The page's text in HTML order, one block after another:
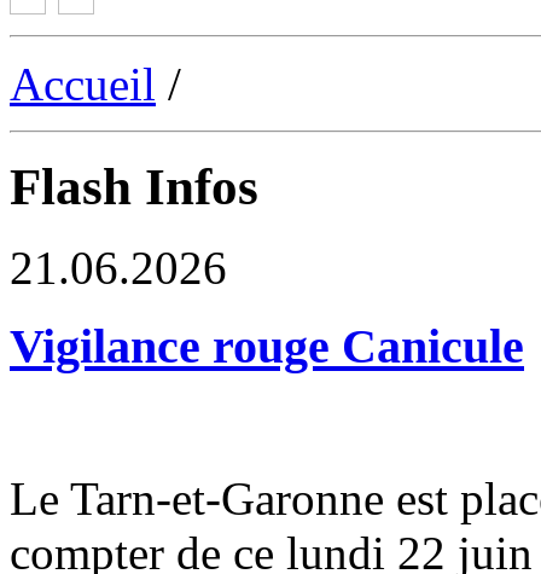
Accueil /
Flash Infos
21.06.2026
Vigilance rouge Canicule
Le Tarn-et-Garonne est
compter de ce lundi 22